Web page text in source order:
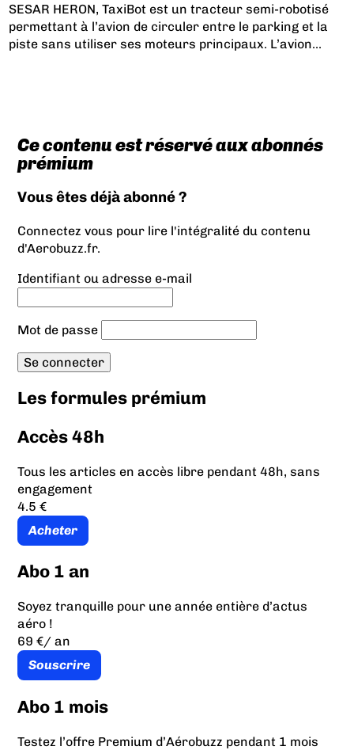
SESAR HERON, TaxiBot est un tracteur semi-robotisé
permettant à l’avion de circuler entre le parking et la
piste sans utiliser ses moteurs principaux. L’avion...
Ce contenu est réservé aux abonnés
prémium
Vous êtes déjà abonné ?
Connectez vous pour lire l'intégralité du contenu
d'Aerobuzz.fr.
Identifiant ou adresse e-mail
Mot de passe
Les formules prémium
Accès 48h
Tous les articles en accès libre pendant 48h, sans
engagement
4.5 €
Acheter
Abo 1 an
Soyez tranquille pour une année entière d’actus
aéro !
69 €/ an
Souscrire
Abo 1 mois
Testez l’offre Premium d’Aérobuzz pendant 1 mois